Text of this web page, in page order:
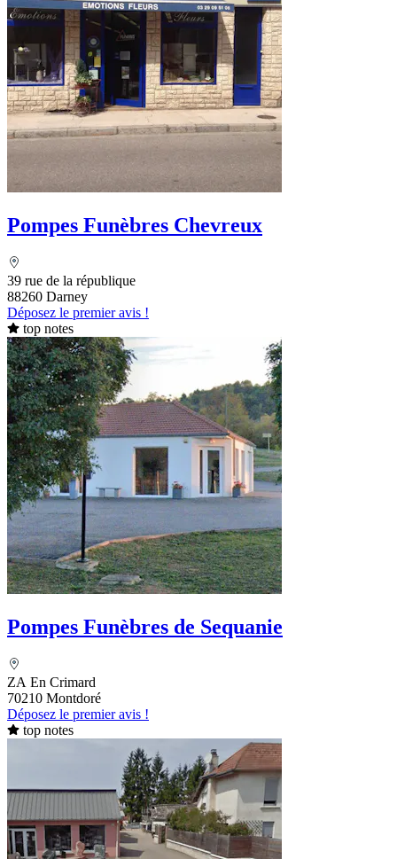
Pompes Funèbres Chevreux
39 rue de la république
88260 Darney
Déposez le premier avis !
top notes
Pompes Funèbres de Sequanie
ZA En Crimard
70210 Montdoré
Déposez le premier avis !
top notes